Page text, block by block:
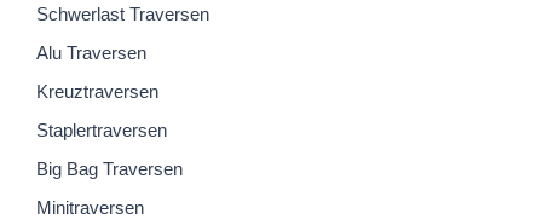
Schwerlast Traversen
Alu Traversen
Kreuztraversen
Staplertraversen
Big Bag Traversen
Minitraversen